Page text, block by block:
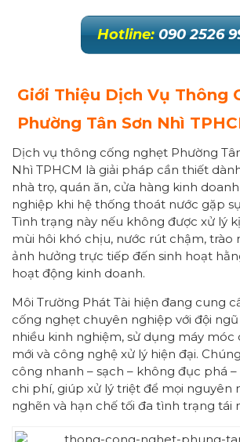
Hotline: 090 2526
Giới Thiệu Dịch Vụ Thông
Phường Tân Sơn Nhì
Dịch vụ thông cống nghẹt Phường
Nhì TPHCM là giải pháp cần thiết
nhà trọ, quán ăn, cửa hàng kinh
nghiệp khi hệ thống thoát nước gặp
Tình trạng này nếu không được xử lý
mùi hôi khó chịu, nước rút chậm, trào
ảnh hưởng trực tiếp đến sinh hoạt
hoạt động kinh doanh.
Môi Trường Phát Tài hiện đang cung
cống nghẹt chuyên nghiệp với đội
nhiều kinh nghiệm, sử dụng máy móc
mới và công nghệ xử lý hiện đại.
công nhanh – sạch – không đục phá
chi phí, giúp xử lý triệt để mọi nguyên
nghẽn và hạn chế tối đa tình trạng tái